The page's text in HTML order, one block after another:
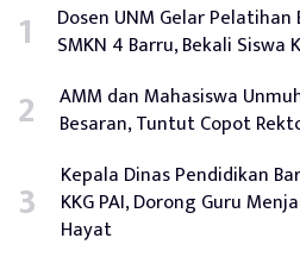
Dosen UNM Gelar
SMKN 4 Barru, Bekali
AMM dan Mahasiswa
Besaran, Tuntut Copot
Kepala Dinas Pendidikan
KKG PAI, Dorong Guru
Hayat